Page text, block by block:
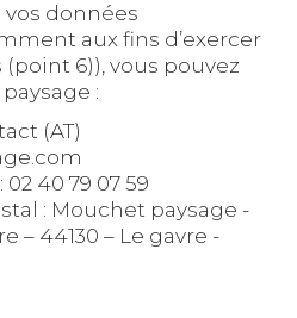
données
aux fins d’exercer
6)), vous pouvez
:
(AT)
40 79 07 59
: Mouchet paysage -
– 44130 – Le gavre -